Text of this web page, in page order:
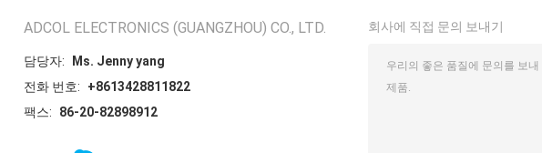
ADCOL ELECTRONICS (GUANGZHOU) CO., LTD.
담당자:
Ms. Jenny yang
전화 번호:
+8613428811822
팩스:
86-20-82898912
회사에 직접 문의 보내기